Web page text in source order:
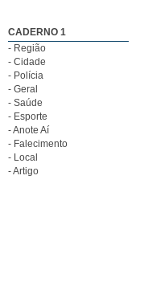
CADERNO 1
- Região
- Cidade
- Polícia
- Geral
- Saúde
- Esporte
- Anote Aí
- Falecimento
- Local
- Artigo